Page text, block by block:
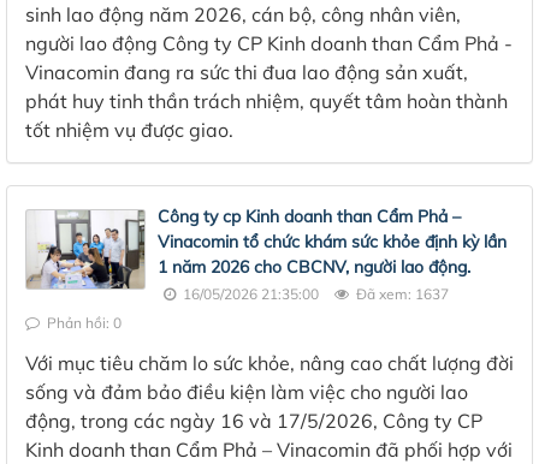
sinh lao động năm 2026, cán bộ, công nhân viên,
người lao động Công ty CP Kinh doanh than Cẩm Phả -
Vinacomin đang ra sức thi đua lao động sản xuất,
phát huy tinh thần trách nhiệm, quyết tâm hoàn thành
tốt nhiệm vụ được giao.
Công ty cp Kinh doanh than Cẩm Phả –
Vinacomin tổ chức khám sức khỏe định kỳ lần
1 năm 2026 cho CBCNV, người lao động.
16/05/2026 21:35:00
Đã xem: 1637
Phản hồi: 0
Với mục tiêu chăm lo sức khỏe, nâng cao chất lượng đời
sống và đảm bảo điều kiện làm việc cho người lao
động, trong các ngày 16 và 17/5/2026, Công ty CP
Kinh doanh than Cẩm Phả – Vinacomin đã phối hợp với